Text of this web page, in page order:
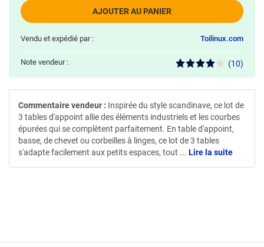
AJOUTER AU PANIER
Vendu et expédié par : Toilinux.com
Note vendeur : (10)
Commentaire vendeur : Inspirée du style scandinave, ce lot de
3 tables d'appoint allie des éléments industriels et les courbes
épurées qui se complètent parfaitement. En table d'appoint,
basse, de chevet ou corbeilles à linges, ce lot de 3 tables
s'adapte facilement aux petits espaces, tout ... Lire la suite